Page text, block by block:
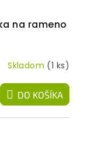
na rameno
Skladom (1 ks)
DO KOŠÍKA